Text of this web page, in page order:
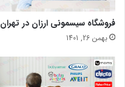
فروشگاه سیسمونی ارزان در تهران
بهمن 26, 1401